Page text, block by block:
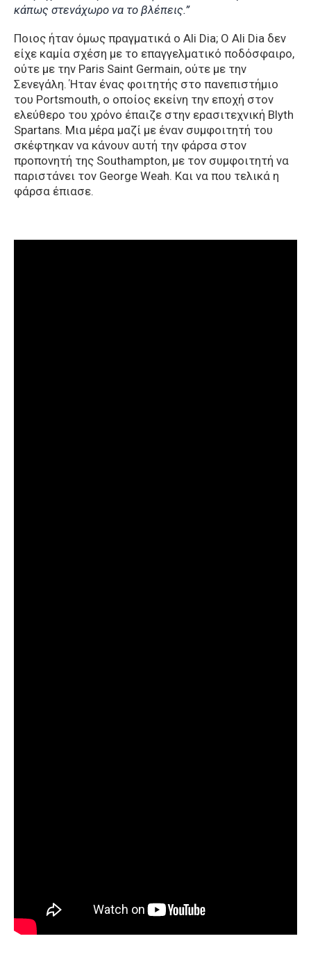
κάπως στενάχωρο να το βλέπεις.”
Ποιος ήταν όμως πραγματικά ο Ali Dia; Ο Ali Dia δεν
είχε καμία σχέση με το επαγγελματικό ποδόσφαιρο,
ούτε με την Paris Saint Germain, ούτε με την
Σενεγάλη. Ήταν ένας φοιτητής στο πανεπιστήμιο
του Portsmouth, ο οποίος εκείνη την εποχή στον
ελεύθερο του χρόνο έπαιζε στην ερασιτεχνική Blyth
Spartans. Μια μέρα μαζί με έναν συμφοιτητή του
σκέφτηκαν να κάνουν αυτή την φάρσα στον
προπονητή της Southampton, με τον συμφοιτητή να
παριστάνει τον George Weah. Και να που τελικά η
φάρσα έπιασε.